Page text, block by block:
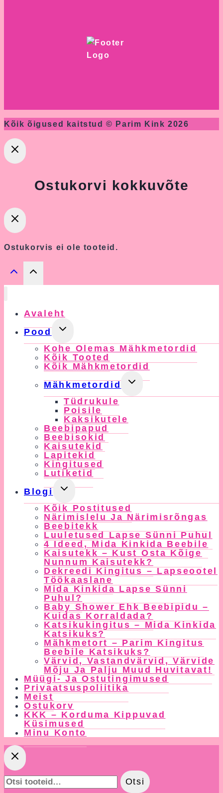
Kõik õigused kaitstud © Parim Kink 2026
Ostukorvi kokkuvõte
Ostukorvis ei ole tooteid.
Avaleht
Pood
Toggle
Child
Menu
Kohe Olemas Mähkmetordid
Kõik Tooted
Kõik Mähkmetordid
Mähkmetordid
Toggle
Child
Tüdrukule
Poisile
Kaksikutele
Beebipapud
Beebisokid
Kaisutekid
Lapitekid
Kingitused
Lutiketid
Blogi
Toggle
Child
Menu
Kõik Postitused
Närimislelu Ja Närimisrõngas
Beebitekk
Luuletused Lapse Sünni Puhul
4 Ideed, Mida Kinkida Beebile
Kaisutekk – Kust Osta Kõige
Nunnum Kaisutekk?
Dekreedi Kingitus – Lapseootel
Töökaaslane
Mida Kinkida Lapse Sünni
Puhul?
Baby Shower Ehk Beebipidu –
Kuidas Korraldada?
Katsikukingitus – Mida Kinkida
Katsikuks?
Mähkmetort – Parim Kingitus
Beebile Katsikuks?
Värvid, Vastandvärvid, Värvide
Mõju Ja Palju Muud Huvitavat!
Müügi- Ja Ostutingimused
Privaatsuspoliitika
Meist
Ostukorv
KKK – Korduma Kippuvad
Küsimused
Minu Konto
Otsi:
Otsi